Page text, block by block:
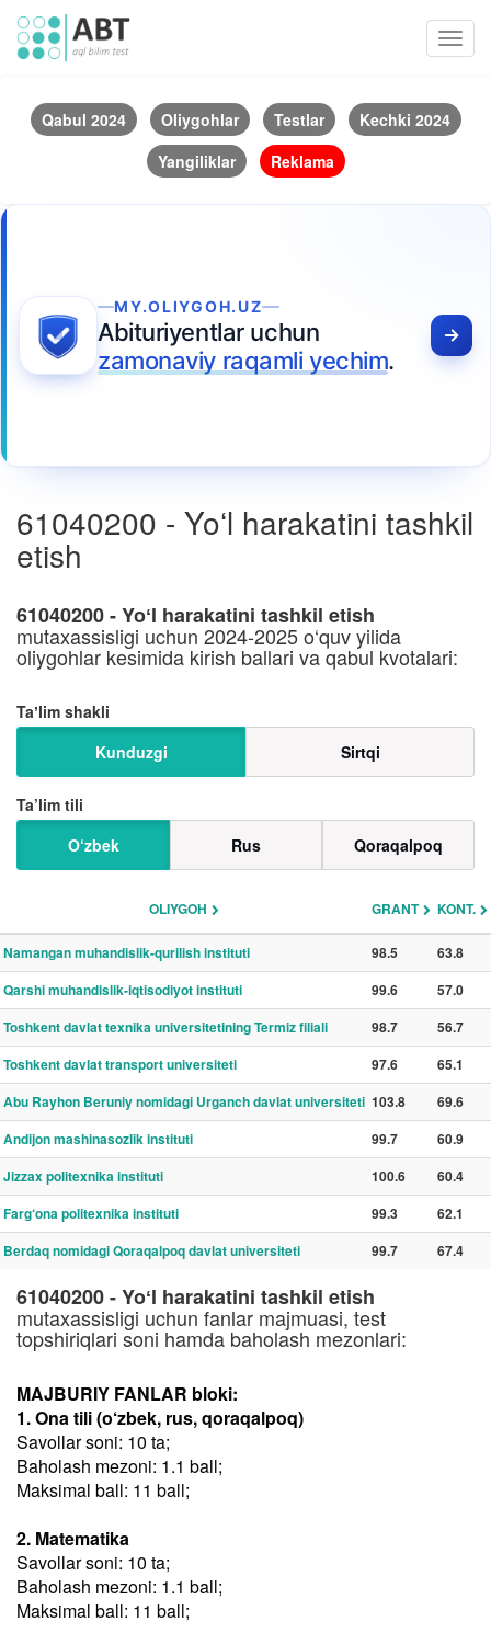
Qabul 2024 Oliygohlar Testlar
Kechki 2024
Yangiliklar
Reklama
MY.OLIYGOH.UZ
Abituriyentlar uchun
zamonaviy raqamli yechim.
61040200 - Yoʻl harakatini tashkil
etish
61040200 - Yoʻl harakatini tashkil etish
mutaxassisligi uchun 2024-2025 o‘quv yilida
oliygohlar kesimida kirish ballari va qabul kvotalari:
Taʼlim shakli
Kunduzgi
Sirtqi
Ta’lim tili
O‘zbek
Rus Qoraqalpoq
OLIYGOH GRANT KONT.
Namangan muhandislik-qurilish instituti 98.5
63.8
Qarshi muhandislik-iqtisodiyot instituti
99.6
57.0
Toshkent davlat texnika universitetining Termiz filiali
98.7
56.7
Toshkent davlat transport universiteti
97.6
65.1
Abu Rayhon Beruniy nomidagi Urganch davlat universiteti 103.8
69.6
Andijon mashinasozlik instituti
99.7
60.9
Jizzax politexnika instituti
100.6
60.4
Farg‘ona politexnika instituti
99.3
62.1
Berdaq nomidagi Qoraqalpoq davlat universiteti
99.7 67.4
61040200 - Yoʻl harakatini tashkil etish
mutaxassisligi uchun fanlar majmuasi, test
topshiriqlari soni hamda baholash mezonlari:
MAJBURIY FANLAR bloki:
1. Ona tili (o‘zbek, rus, qoraqalpoq)
Savollar soni: 10 ta;
Baholash mezoni: 1.1 ball;
Maksimal ball: 11 ball;
2. Matematika
Savollar soni: 10 ta;
Baholash mezoni: 1.1 ball;
Maksimal ball: 11 ball;